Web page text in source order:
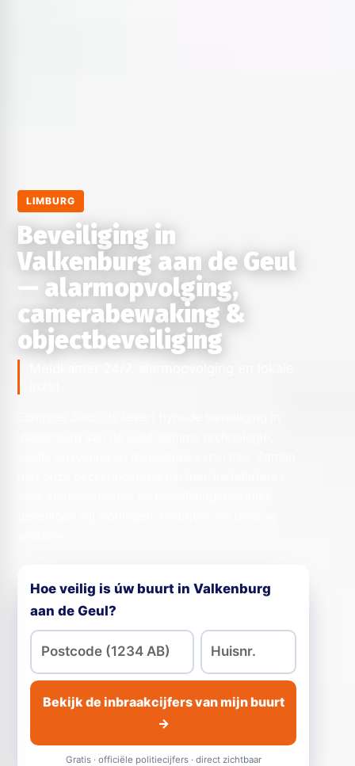
LIMBURG
Beveiliging in
Valkenburg aan de Geul
— alarmopvolging,
camerabewaking &
objectbeveiliging
Hoe veilig is úw buurt in Valkenburg
aan de Geul?
Bekijk de inbraakcijfers van mijn buurt
→
Gratis · officiële politiecijfers · direct zichtbaar